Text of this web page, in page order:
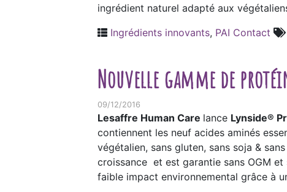
ingrédient naturel adapté aux
Ingrédients innovants, PAI Contact
Nouvelle gamme de
09/12/2016
Lesaffre Human Care lance Lynside®
contiennent les neuf acides aminés
végétalien, sans gluten, sans soja &
croissance et est garantie sans OGM
faible impact environnemental grâce à